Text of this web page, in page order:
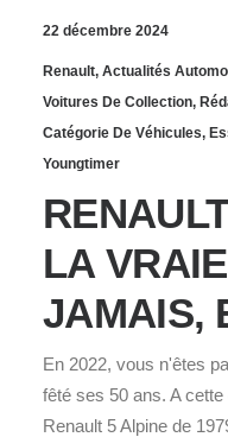
22 décembre 2024
Renault, Actualités
Voitures De Collection,
Catégorie De Véhicules,
Youngtimer
LA
JAMAIS,
En 2022, vous n'êtes
fêté ses 50 ans. A
Renault 5 Alpine de